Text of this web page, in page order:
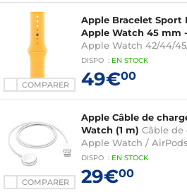
COMPARER
Apple Bracelet Sport
Apple Watch 45 mm
Apple Watch 42/44/
DISPO : EN STOCK
49€00
COMPARER
Apple Câble de
Watch (1 m) Câble
Apple Watch /
DISPO : EN STOCK
29€00